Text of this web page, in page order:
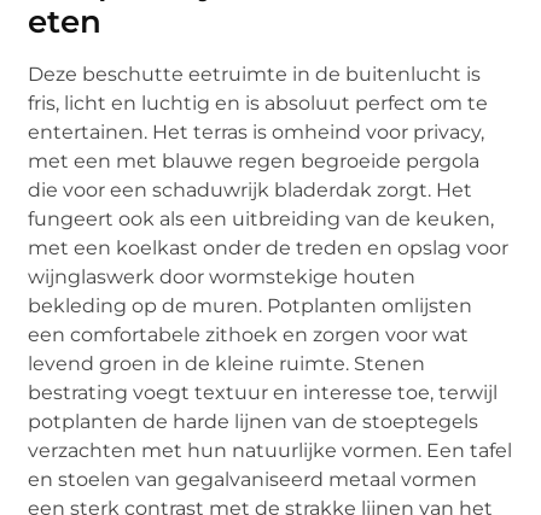
eten
Deze beschutte eetruimte in de buitenlucht is
fris, licht en luchtig en is absoluut perfect om te
entertainen. Het terras is omheind voor privacy,
met een met blauwe regen begroeide pergola
die voor een schaduwrijk bladerdak zorgt. Het
fungeert ook als een uitbreiding van de keuken,
met een koelkast onder de treden en opslag voor
wijnglaswerk door wormstekige houten
bekleding op de muren. Potplanten omlijsten
een comfortabele zithoek en zorgen voor wat
levend groen in de kleine ruimte. Stenen
bestrating voegt textuur en interesse toe, terwijl
potplanten de harde lijnen van de stoeptegels
verzachten met hun natuurlijke vormen. Een tafel
en stoelen van gegalvaniseerd metaal vormen
een sterk contrast met de strakke lijnen van het